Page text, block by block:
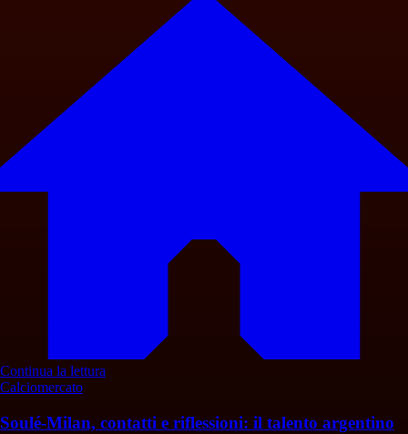
Continua la lettura
Calciomercato
Soulé-Milan, contatti e riflessioni: il talento argentino